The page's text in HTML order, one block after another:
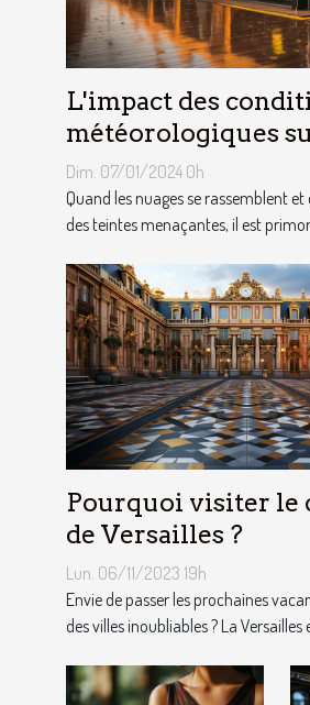
L'impact des
météorologiques
choix des tentes
Dim. 07/01/2024 0h
Quand les nuages se rassemblent et
des teintes menaçantes, il est
Pourquoi visiter le
de Versailles ?
Lun. 06/11/2023 19h
Envie de passer les prochaines
des villes inoubliables ? La Versailles